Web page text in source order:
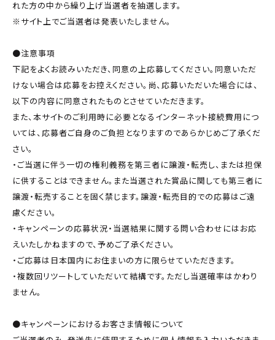
れた方の中から繰り上げ当選者を抽選します。
※サイト上でご当選者は発表いたしません。
●注意事項
下記をよくお読みいただき、同意の上応募してください。同意いただ
けない場合は応募をお控えください。尚、応募いただいた場合には、
以下の内容に同意されたものとさせていただきます。
また、本サイトのご利用時に必要となるインターネット接続費用につ
いては、応募者ご自身のご負担となりますのであらかじめご了承くだ
さい。
・ご当選に伴う一切の権利義務を第三者に譲渡・転売し、または担保
に供することはできません。また当選された賞品に関しても第三者に
譲渡・転売することを固く禁じます。譲渡・転売目的での応募はご遠
慮ください。
・キャンペーンの応募状況・当選結果に関する問い合わせにはお応
えいたしかねますので、予めご了承ください。
・ご応募は日本国内にお住まいの方に限らせていただきます。
・複数回リツートしていただいて結構です。ただし当選確率はかわり
ません。
●キャンペーンにおけるお客さま情報について